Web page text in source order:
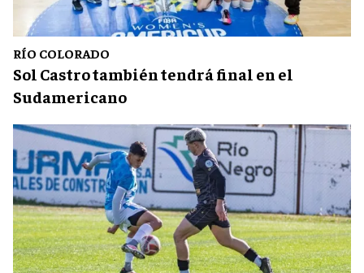
RÍO COLORADO
Sol Castro también tendrá final en el
Sudamericano